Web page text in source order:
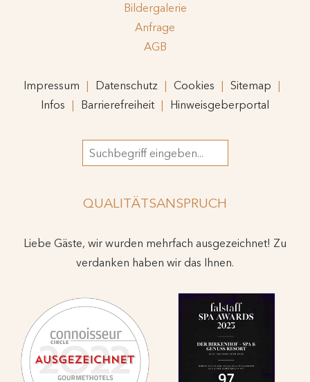
Bildergalerie
Anfrage
AGB
Impressum Datenschutz Cookies
Sitemap
Infos
Barrierefreiheit Hinweisgeberportal
Suchbegriff
QUALITÄTSANSPRUCH
Liebe Gäste, wir wurden mehrfach ausgezeichnet! Zu
verdanken haben wir das Ihnen.